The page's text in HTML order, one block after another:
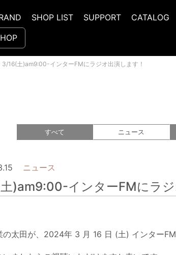
SHOP LIST SUPPORT CATALOG
3/16(土)am9:00-インターFMにラジオ出演します！
すべて ニュース
ニュース
)am9:00-インターFMにラジ
の太田が、2024年 3 月 16 日 (土) インター